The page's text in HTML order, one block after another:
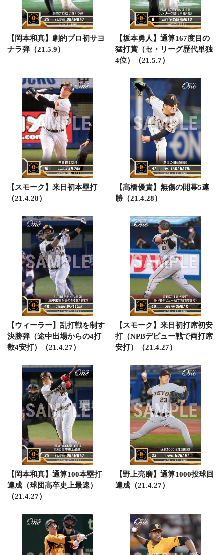
【岡本和真】劇的プロ初サヨ
ナラ弾（21.5.9）
【坂本勇人】通算167度目の
猛打賞（セ・リーグ歴代単独
4位）（21.5.7）
【スモーク】来日初本塁打
（21.4.28）
【髙橋優貴】無傷の開幕5連
勝（21.4.28）
【ウィーラー】乱打戦を制す
決勝弾（途中出場からの4打
数4安打）（21.4.27）
【スモーク】来日初打席初安
打（NPBデビュー戦で両打席
安打）（21.4.27）
【岡本和真】通算100本塁打
達成（球団高卒史上最速）
（21.4.27）
【野上亮磨】通算1000投球回
達成（21.4.27）